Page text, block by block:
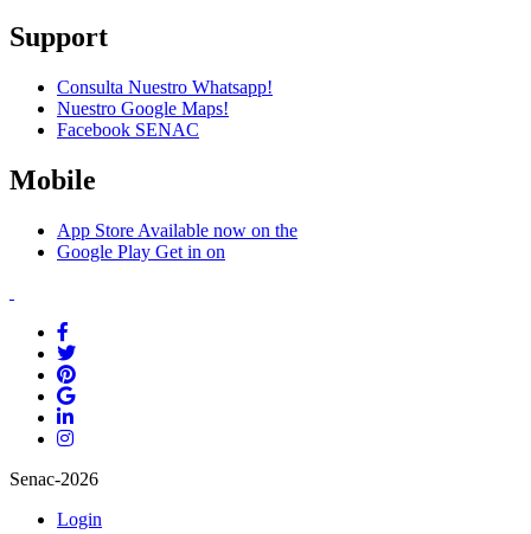
Support
Consulta Nuestro Whatsapp!
Nuestro Google Maps!
Facebook SENAC
Mobile
App Store Available now on the
Google Play Get in on
Senac-2026
Login